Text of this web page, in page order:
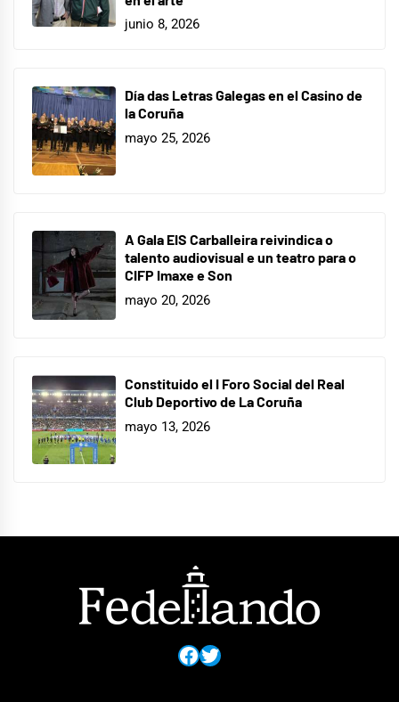
junio 8, 2026
Día das Letras Galegas en el Casino de
la Coruña
mayo 25, 2026
A Gala EIS Carballeira reivindica o
talento audiovisual e un teatro para o
CIFP Imaxe e Son
mayo 20, 2026
Constituido el I Foro Social del Real
Club Deportivo de La Coruña
mayo 13, 2026
Facebook
Twitter